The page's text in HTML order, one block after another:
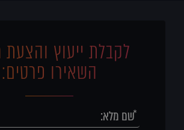
לקבלת ייעוץ והצעת
השאירו פרטים: